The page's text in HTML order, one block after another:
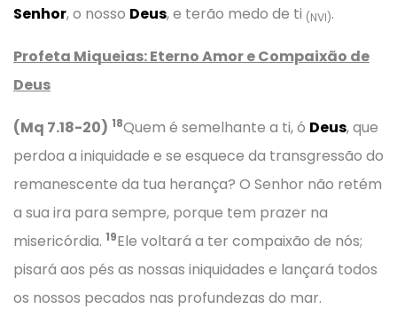
Senhor, o nosso Deus, e terão medo de ti (NVI).
Profeta Miqueias: Eterno Amor e Compaixão de
Deus
(Mq 7.18-20) 18Quem é semelhante a ti, ó Deus, que
perdoa a iniquidade e se esquece da transgressão do
remanescente da tua herança? O Senhor não retém
a sua ira para sempre, porque tem prazer na
misericórdia. 19Ele voltará a ter compaixão de nós;
pisará aos pés as nossas iniquidades e lançará todos
os nossos pecados nas profundezas do mar.